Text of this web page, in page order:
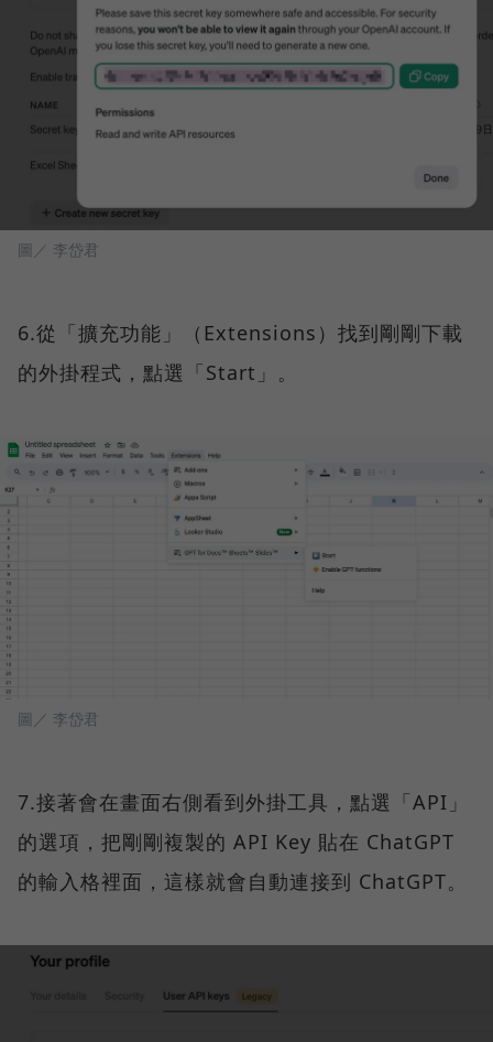
圖／ 李岱君
6.從「擴充功能」（Extensions）找到剛剛下載
的外掛程式，點選「Start」。
圖／ 李岱君
7.接著會在畫面右側看到外掛工具，點選「API」
的選項，把剛剛複製的 API Key 貼在 ChatGPT
的輸入格裡面，這樣就會自動連接到 ChatGPT。